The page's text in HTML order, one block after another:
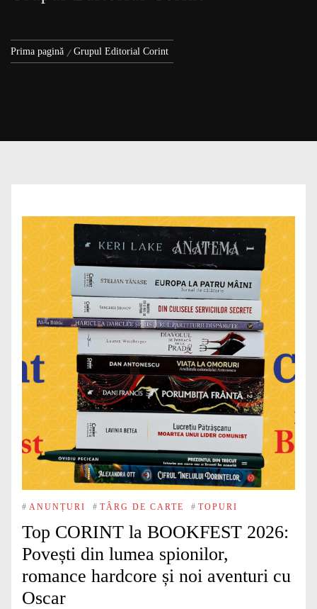
Prima pagină Grupul Editorial Corint
# ANUNȚURI # TÂRG DE CARTE # TOPURI
Top CORINT la BOOKFEST 2026:
Povești din lumea spionilor,
romance hardcore și noi aventuri cu
Oscar